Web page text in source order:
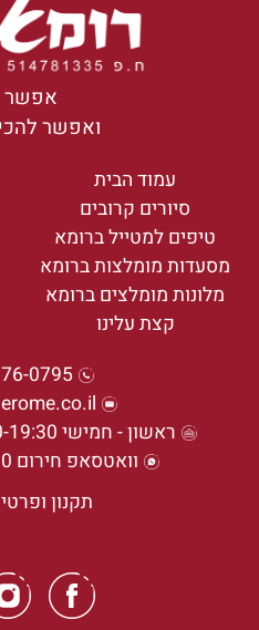
אפשר
ואפשר להכיר
עמוד הבית
סיורים קרובים
טיפים למטייל ברומא
מסעדות מומלצות ברומא
מלונות מומלצים ברומא
קצת עלינו
0795+
ראשון - חמישי 10:30-19:30. שישי שבת סגור
וואטסאפ חירום 39-347-9720660+
תקנון